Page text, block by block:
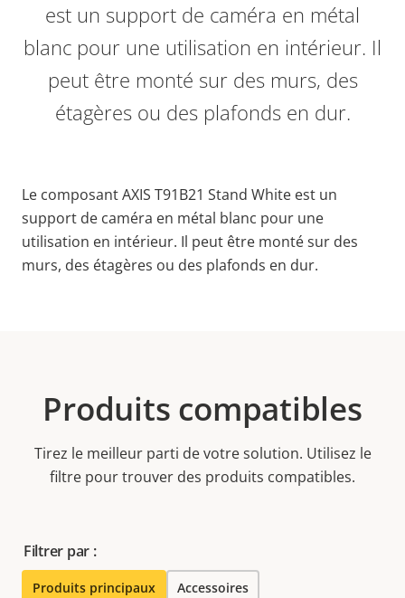
est un support de caméra en métal
blanc pour une utilisation en intérieur. Il
peut être monté sur des murs, des
étagères ou des plafonds en dur.
Le composant AXIS T91B21 Stand White est un
support de caméra en métal blanc pour une
utilisation en intérieur. Il peut être monté sur des
murs, des étagères ou des plafonds en dur.
Produits compatibles
Tirez le meilleur parti de votre solution. Utilisez le
filtre pour trouver des produits compatibles.
Filtrer par :
Produits principaux Accessoires